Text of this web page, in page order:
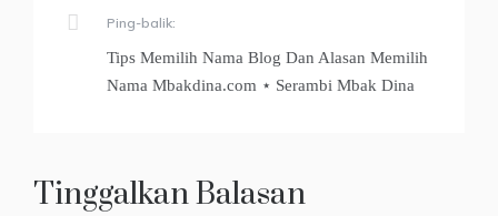
Ping-balik:
Tips Memilih Nama Blog Dan Alasan Memilih
Nama Mbakdina.com ⋆ Serambi Mbak Dina
Tinggalkan Balasan